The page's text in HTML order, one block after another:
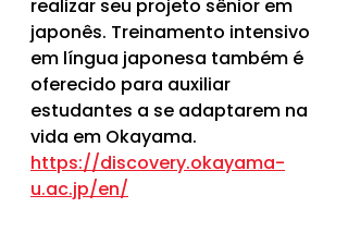
realizar seu projeto sênior em
japonês. Treinamento intensivo
em língua japonesa também é
oferecido para auxiliar
estudantes a se adaptarem na
vida em Okayama.
https://discovery.okayama-
u.ac.jp/en/